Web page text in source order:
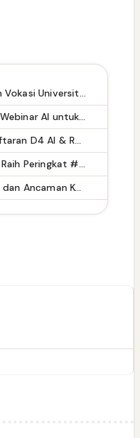
Pendaftaran PMB Sekolah Vokasi Universitas Pakuan 2026/2027 Dibuka, Kuliah Bisa Dicicil Rp900 Ribu per Bulan
Manfaatkan Ngabuburit, Webinar AI untuk K3 Hadirkan 5 Platform Digital yang Bisa Diakses Gratis
Jangan Lewatkan! Pendaftaran D4 AI & Robotik Universitas Pakuan Bisa Dapat Full Scholarship Magang ke Taiwan!
Swiss German University Raih Peringkat #1 Global untuk Non-Academic Prominence Versi EduRank 2026
Fatrian Rubiansyah: Gaza dan Ancaman Kelaparan sebagai Ujian Kemanusiaan Global